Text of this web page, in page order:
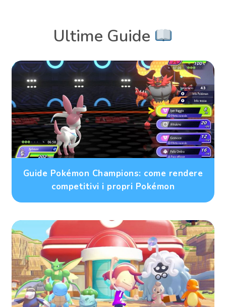
Ultime Guide
Guide Pokémon Champions: come rendere
competitivi i propri Pokémon